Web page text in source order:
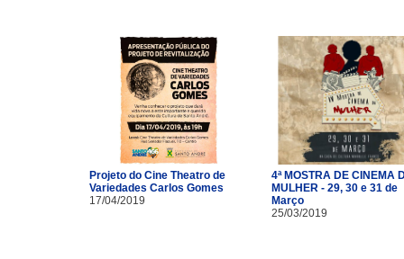
Projeto do Cine Theatro de
Variedades Carlos Gomes
17/04/2019
4ª MOSTRA DE CINEMA
MULHER - 29, 30 e 31 de
Março
25/03/2019